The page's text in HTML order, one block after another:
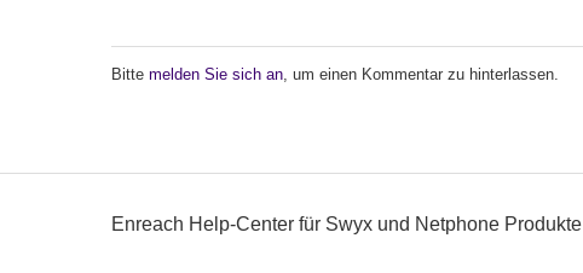
Bitte melden Sie sich an, um einen Kommentar zu hinterlassen.
Enreach Help-Center für Swyx und Netphone Produkte